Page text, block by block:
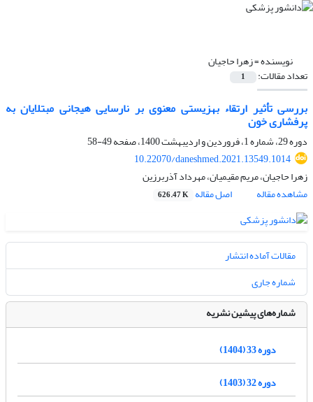
نویسنده =زهرا حاجیان
تعداد مقالات: 1
بررسی تأثیر ارتقاء بهزیستی معنوی بر نارسایی هیجانی مبتلایان به
پرفشاری خون
دوره 29، شماره 1، فروردین و اردیبهشت 1400، صفحه
49-58
10.22070/daneshmed.2021.13549.1014
زهرا حاجیان، مریم مقیمیان، مهرداد آذربرزین
مشاهده مقاله
اصل مقاله 626.47 K
مقالات آماده انتشار
شماره جاری
شماره‌های پیشین نشریه
دوره 33 (1404)
دوره 32 (1403)